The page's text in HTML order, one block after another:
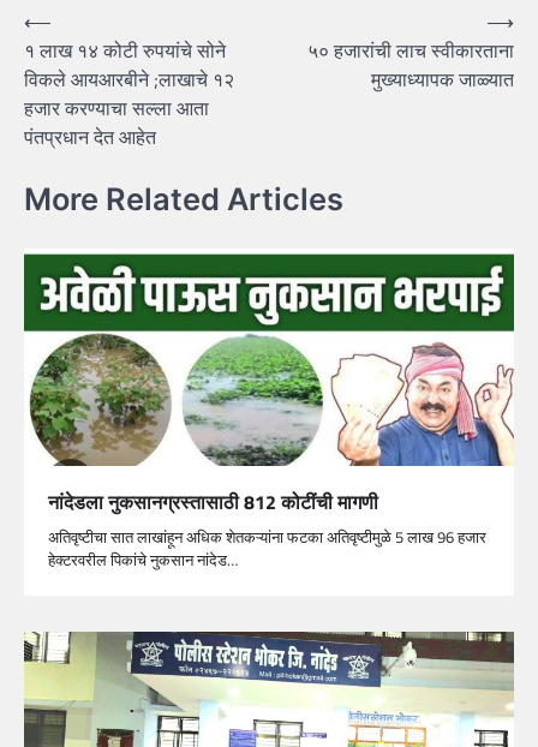
Post
navigation
⟵
१ लाख १४ कोटी रुपयांचे सोने
विकले आयआरबीने ;लाखाचे १२
हजार करण्याचा सल्ला आता
पंतप्रधान देत आहेत
५० हजारांची लाच स्वीकारताना
मुख्याध्यापक जाळ्यात
⟶
More Related Articles
नांदेडला नुकसानग्रस्तासाठी 812 कोटींची मागणी
अतिवृष्टीचा सात लाखांहून अधिक शेतकऱ्यांना फटका अतिवृष्टीमुळे 5 लाख 96 हजार
हेक्टरवरील पिकांचे नुकसान नांदेड…